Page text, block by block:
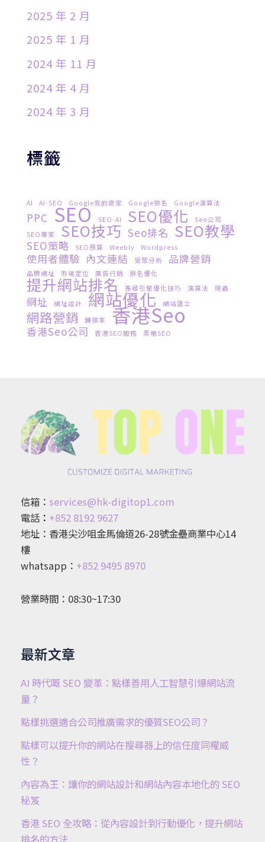
2025 年 2 月
2025 年 1 月
2024 年 11 月
2024 年 4 月
2024 年 3 月
標籤
AI AI-SEO Google我的商家 Google排名 Google演算法
PPC SEO SEO-AI SEO優化
Seo公司
SEO專家
SEO技巧 Seo排名 SEO教學
SEO策略 SEO預算 Weebly Wordpress
使用者體驗 內文連結 受眾分析 品牌營銷
品牌網址 市場定位 廣告行銷 排名優化
提升網站排名 搜尋引擎優化技巧 演算法 爬蟲
網址 網址設計 網站優化 網站建立
網路營銷 轉換率 香港seo
香港seo公司 香港SEO服務 黑帽SEO
信箱： services@hk-digitop1.com
電話 ： +852 8192 9627
地址：香港尖沙咀金馬倫道26-28號金壘商業中心14
樓
whatsapp： +852 9495 8970
營業時間：08:30~17:30
最新文章
AI 時代嘅 SEO 變革：點樣善用人工智慧引爆網站流
量？
點樣挑選適合公司推廣需求的優質SEO公司？
點樣可以提升你的網站在搜尋器上的信任度同權威
性？
內容為王：讓你的網站設計和網站內容本地化的 SEO
秘笈
香港 SEO 全攻略：從內容設計到行動優化，提升網站
排名的方法